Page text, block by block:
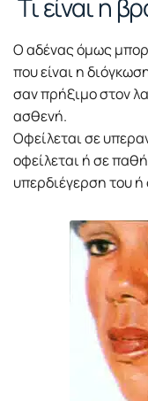
Τι είναι η
Ο αδένας όμως
που είναι η
σαν πρήξιμο στον
ασθενή.
Οφείλεται σε
οφείλεται ή σε
υπερδιέγερση του ή